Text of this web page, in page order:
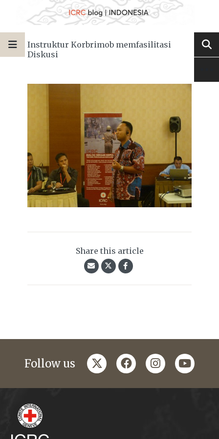
Instruktur Korbrimob memfasilitasi
Diskusi
Share this article
Follow us twitterfacebookinstagramyoutube